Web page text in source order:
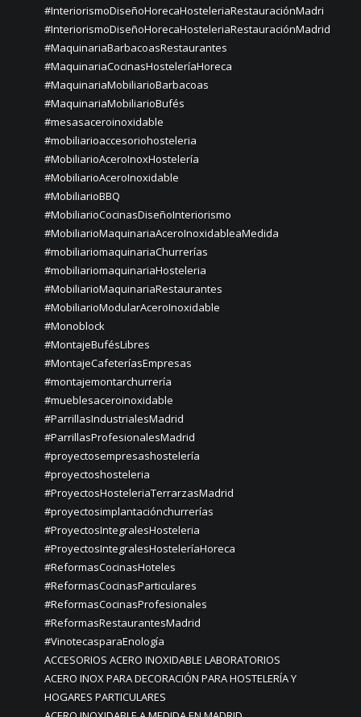
#InteriorismoDiseñoHorecaHosteleriaRestauraciónMadri
#InteriorismoDiseñoHorecaHosteleriaRestauraciónMadrid
#MaquinariaBarbacoasRestaurantes
#MaquinariaCocinasHosteleríaHoreca
#MaquinariaMobiliarioBarbacoas
#MaquinariaMobiliarioBufés
#mesasaceroinoxidable
#mobiliarioaccesoriohosteleria
#MobiliarioAceroInoxHostelería
#MobiliarioAceroInoxidable
#MobiliarioBBQ
#MobiliarioCocinasDiseñoInteriorismo
#MobiliarioMaquinariaAceroInoxidableaMedida
#mobiliariomaquinariaChurrerías
#mobiliariomaquinariaHosteleria
#MobiliarioMaquinariaRestaurantes
#MobiliarioModularAceroInoxidable
#Monoblock
#MontajeBufésLibres
#MontajeCafeteríasEmpresas
#montajemontarchurrería
#mueblesaceroinoxidable
#ParrillasIndustrialesMadrid
#ParrillasProfesionalesMadrid
#proyectosempresashostelería
#proyectoshosteleria
#ProyectosHosteleriaTerrarzasMadrid
#proyectosimplantaciónchurrerías
#ProyectosIntegralesHosteleria
#ProyectosIntegralesHosteleríaHoreca
#ReformasCocinasHoteles
#ReformasCocinasParticulares
#ReformasCocinasProfesionales
#ReformasRestaurantesMadrid
#VinotecasparaEnología
ACCESORIOS ACERO INOXIDABLE LABORATORIOS
ACERO INOX PARA DECORACIÓN PARA HOSTELERÍA Y
HOGARES PARTICULARES